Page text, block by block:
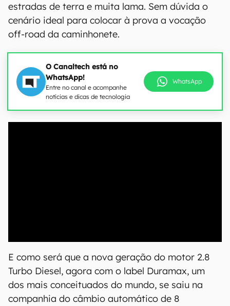
estradas de terra e muita lama. Sem dúvida o
cenário ideal para colocar à prova a vocação
off-road da caminhonete.
O Canaltech está no
WhatsApp!
Entre no canal e acompanhe
notícias e dicas de tecnologia
WhatsApp
E como será que a nova geração do motor 2.8
Turbo Diesel, agora com o label Duramax, um
dos mais conceituados do mundo, se saiu na
companhia do câmbio automático de 8